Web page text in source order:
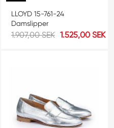
LLOYD 15-761-24
Damslipper
1.907,00 SEK 1.525,00 SEK